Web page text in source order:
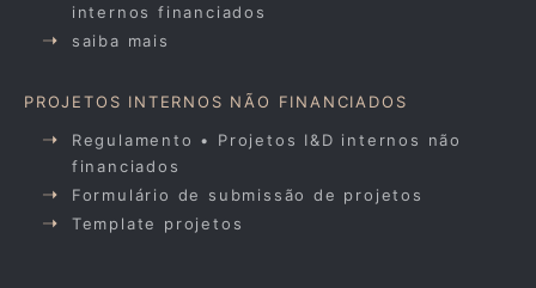
internos financiados
saiba mais
PROJETOS INTERNOS NÃO FINANCIADOS
Regulamento • Projetos I&D internos não
financiados
Formulário de submissão de projetos
Template projetos